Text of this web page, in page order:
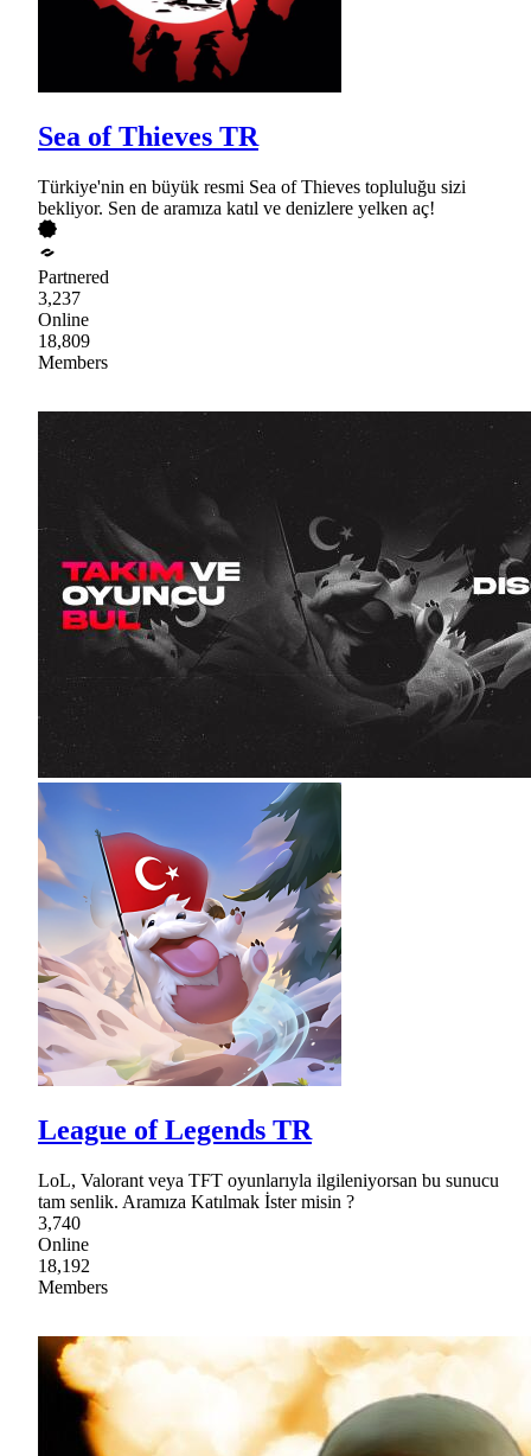
Sea of Thieves TR
Türkiye'nin en büyük resmi Sea of Thieves topluluğu sizi
bekliyor. Sen de aramıza katıl ve denizlere yelken aç!
Partnered
3,237
Online
18,809
Members
League of Legends TR
LoL, Valorant veya TFT oyunlarıyla ilgileniyorsan bu sunucu
tam senlik. Aramıza Katılmak İster misin ?
3,740
Online
18,192
Members